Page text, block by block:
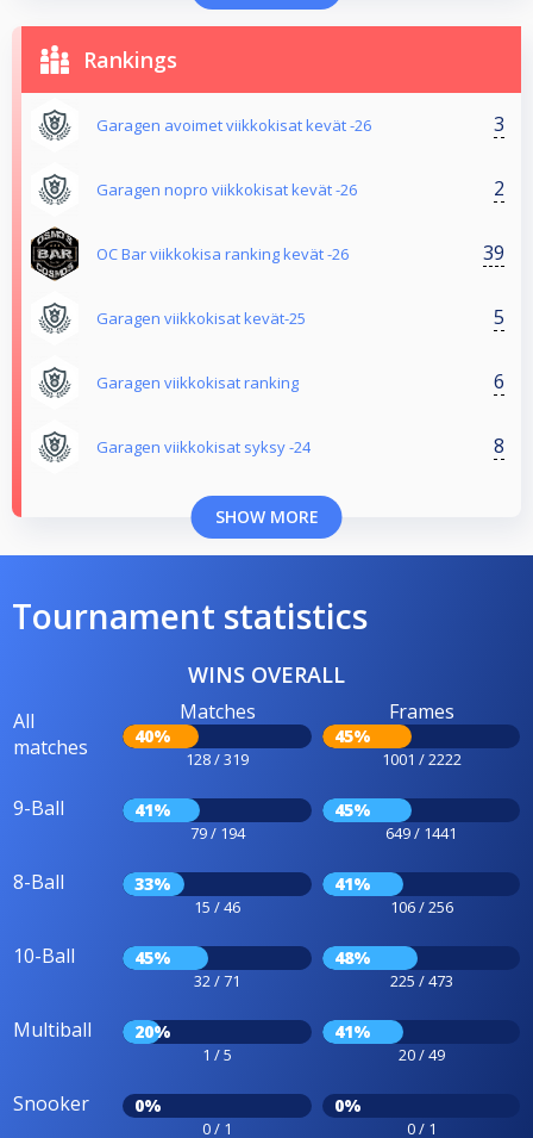
Rankings
Garagen avoimet viikkokisat kevät -26 3
Garagen nopro viikkokisat kevät -26 2
OC Bar viikkokisa ranking kevät -26 39
Garagen viikkokisat kevät-25 5
Garagen viikkokisat ranking 6
Garagen viikkokisat syksy -24 8
SHOW MORE
Tournament statistics
WINS OVERALL
All
matches
Matches
40%
128 / 319
Frames
45%
1001 / 2222
9-Ball 41%
79 / 194
45%
649 / 1441
8-Ball 33%
15 / 46
41%
106 / 256
10-Ball 45%
32 / 71
48%
225 / 473
Multiball 20%
1 / 5
41%
20 / 49
Snooker 0%
0 / 1
0%
0 / 1